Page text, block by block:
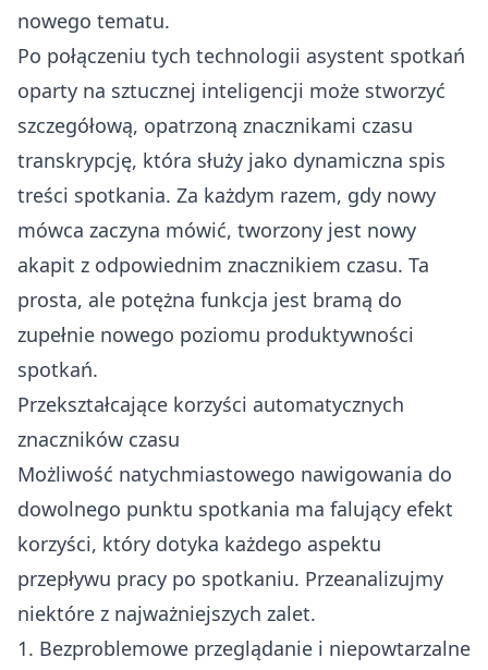
nowego tematu.
Po połączeniu tych technologii asystent spotkań
oparty na sztucznej inteligencji może stworzyć
szczegółową, opatrzoną znacznikami czasu
transkrypcję, która służy jako dynamiczna spis
treści spotkania. Za każdym razem, gdy nowy
mówca zaczyna mówić, tworzony jest nowy
akapit z odpowiednim znacznikiem czasu. Ta
prosta, ale potężna funkcja jest bramą do
zupełnie nowego poziomu produktywności
spotkań.
Przekształcające korzyści automatycznych
znaczników czasu
Możliwość natychmiastowego nawigowania do
dowolnego punktu spotkania ma falujący efekt
korzyści, który dotyka każdego aspektu
przepływu pracy po spotkaniu. Przeanalizujmy
niektóre z najważniejszych zalet.
1. Bezproblemowe przeglądanie i niepowtarzalne